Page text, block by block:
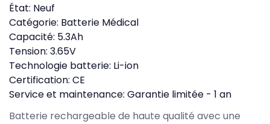
État: Neuf
Catégorie: Batterie Médical
Capacité: 5.3Ah
Tension: 3.65V
Technologie batterie: Li-ion
Certification: CE
Service et maintenance: Garantie limitée - 1 an
Batterie rechargeable de haute qualité avec une